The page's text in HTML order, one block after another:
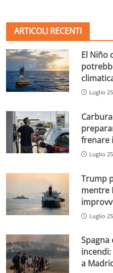
ARTICOLI RECENTI
El Niño
Luglio
frenare
Luglio
Trump
mentre
Luglio
Spagna
a